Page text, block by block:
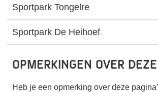
Sportpark Tongelre
Sportpark De Heihoef
Opmerkingen over
Heb je een opmerking over deze